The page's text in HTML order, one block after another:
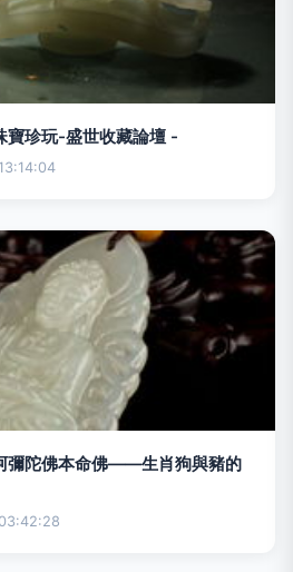
寶珍玩-盛世收藏論壇 -
彌陀佛本命佛——生肖狗與豬的